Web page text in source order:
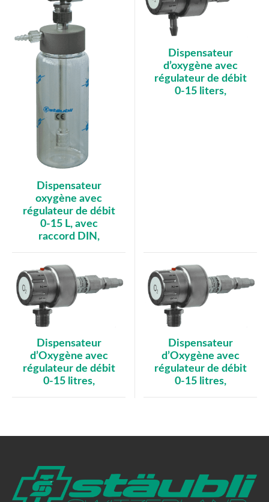
Dispensateur
oxygène avec
régulateur de débit
0-15 L, avec
raccord DIN,
Dispensateur
d’oxygène avec
régulateur de débit
0-15 liters,
Dispensateur
d’Oxygène avec
régulateur de débit
0-15 litres,
Dispensateur
d’Oxygène avec
régulateur de débit
0-15 litres,